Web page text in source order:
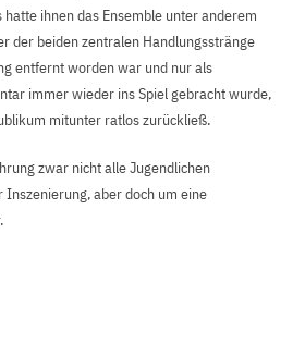
ihnen das Ensemble unter anderem
der beiden zentralen Handlungsstränge
entfernt worden war und nur als
immer wieder ins Spiel gebracht wurde,
mitunter ratlos zurückließ.
zwar nicht alle Jugendlichen
aber doch um eine